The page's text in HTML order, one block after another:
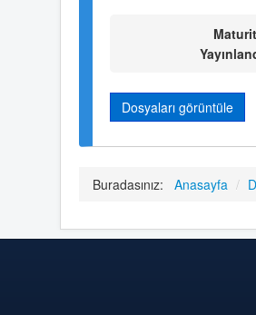
Dosyaları görüntüle
Buradasınız: Anasayfa /